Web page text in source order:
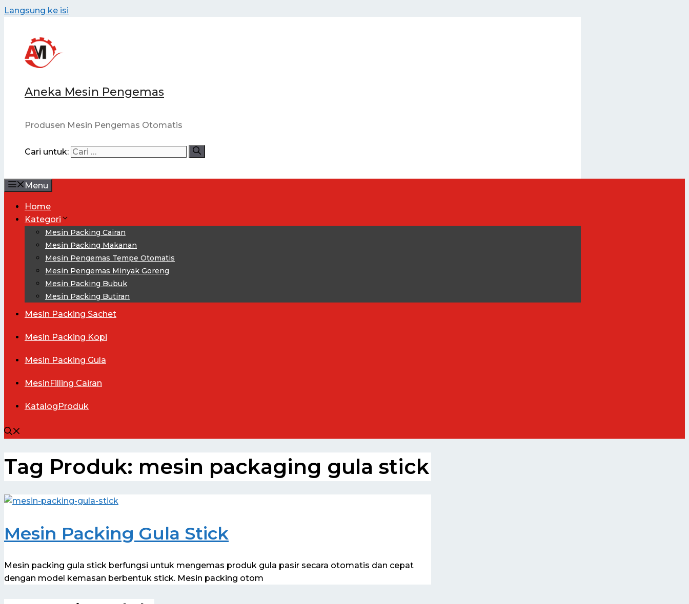
Langsung ke isi
Aneka Mesin Pengemas
Produsen Mesin Pengemas Otomatis
Cari untuk:
Menu
Home
Kategori
Mesin Packing Cairan
Mesin Packing Makanan
Mesin Pengemas Tempe Otomatis
Mesin Pengemas Minyak Goreng
Mesin Packing Bubuk
Mesin Packing Butiran
Mesin Packing Sachet
Mesin Packing Kopi
Mesin Packing Gula
MesinFilling Cairan
KatalogProduk
Tag Produk: mesin packaging gula stick
Mesin Packing Gula Stick
Mesin packing gula stick berfungsi untuk mengemas produk gula pasir secara otomatis dan cepat
dengan model kemasan berbentuk stick. Mesin packing otom